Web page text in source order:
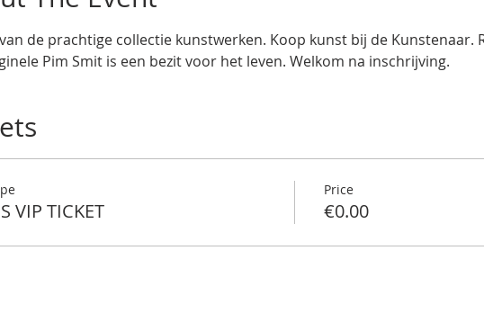
de prachtige collectie kunstwerken. Koop kunst bij de Kunstenaar.
Pim Smit is een bezit voor het leven. Welkom na inschrijving.
VIP TICKET
Price
€0.00